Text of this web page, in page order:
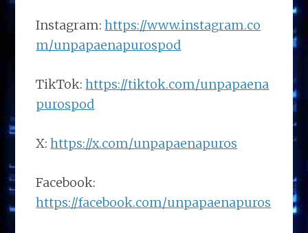
Instagram:https://www.instagram.co
m/unpapaenapurospod
TikTok:https://tiktok.com/unpapaena
purospod
X:https://x.com/unpapaenapuros
Facebook:
https://facebook.com/unpapaenapuros